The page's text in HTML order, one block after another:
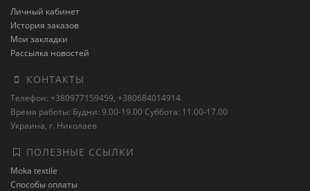
Личный кабинет
История заказов
Мои закладки
Рассылка новостей
КОНТАКТЫ
Телефон: +380977159459, +380684014914
Время работы: Будни: 9.00-19.00 Суббота: 11.00-17.00
Украина, г. Николаев
ПОЛЕЗНЫЕ ССЫЛКИ
Moka textile
Способы оплаты